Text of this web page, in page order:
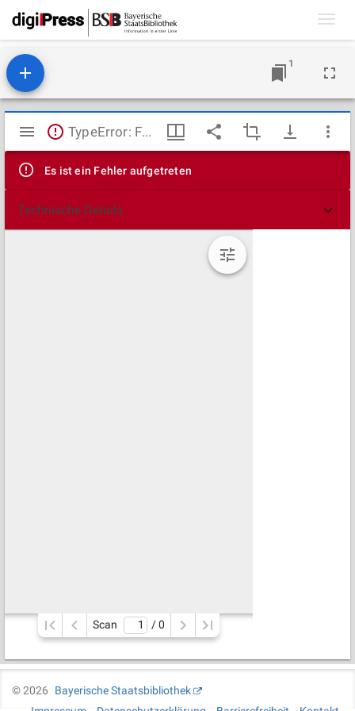
1
Mirador
Viewer
TypeError: Failed to fetch
Es ist ein Fehler aufgetreten
Technische Details
Scan / 0
©2026
Bayerische Staatsbibliothek